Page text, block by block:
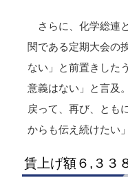
さらに、化学総連
関である定期大会の
ない」と前置きした
意義はない」と言及
戻って、再び、とも
からも伝え続けたい
賃上げ額６,３３